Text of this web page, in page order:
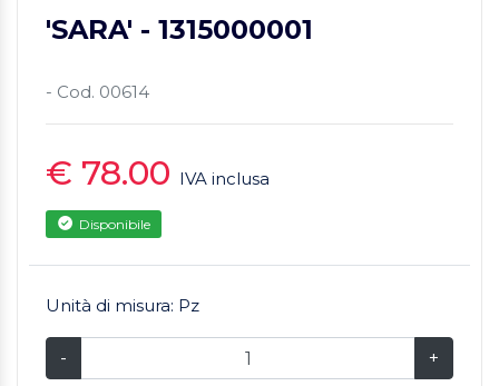
'SARA' - 1315000001
- Cod. 00614
€ 78.00 IVA inclusa
Disponibile
Unità di misura: Pz
- +